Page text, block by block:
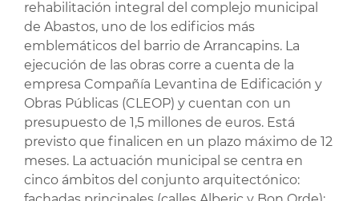
rehabilitación integral del complejo municipal
de Abastos, uno de los edificios más
emblemáticos del barrio de Arrancapins. La
ejecución de las obras corre a cuenta de la
empresa Compañía Levantina de Edificación y
Obras Públicas (CLEOP) y cuentan con un
presupuesto de 1,5 millones de euros. Está
previsto que finalicen en un plazo máximo de 12
meses. La actuación municipal se centra en
cinco ámbitos del conjunto arquitectónico: